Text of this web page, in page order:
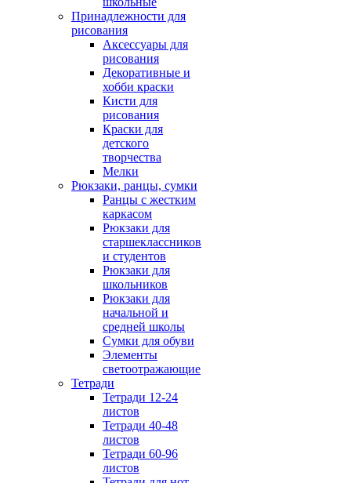
Принадлежности для
рисования
Аксессуары для
рисования
Декоративные и
хобби краски
Кисти для
рисования
Краски для
детского
творчества
Мелки
Рюкзаки, ранцы, сумки
Ранцы с жестким
каркасом
Рюкзаки для
старшеклассников
и студентов
Рюкзаки для
школьников
Рюкзаки для
начальной и
средней школы
Сумки для обуви
Элементы
светоотражающие
Тетради
Тетради 12-24
листов
Тетради 40-48
листов
Тетради 60-96
листов